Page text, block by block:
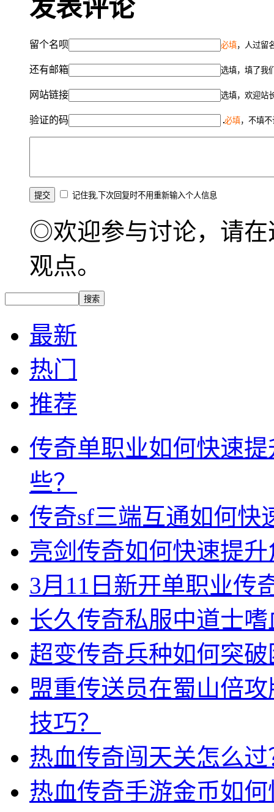
发表评论
留个名呗 必填，人过留
还有邮箱 选填，填了我
网站链接 选填，欢迎站
验证的码 必填，不填
记住我,下次回复时不用重新输入个人信息
◎欢迎参与讨论，请在
观点。
最新
热门
推荐
传奇单职业如何快速
些？
传奇sf三端互通如何快
亮剑传奇如何快速提
3月11日新开单职业传
长久传奇私服中道士
超变传奇兵种如何突
盟重传送员在蜀山倍
技巧？
热血传奇闯天关怎么
热血传奇手游金币如